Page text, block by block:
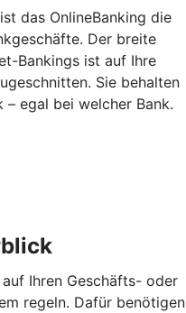
das OnlineBanking die
Der breite
Bankings ist auf Ihre
Sie behalten
– egal bei welcher Bank.
Ihren Geschäfts- oder
regeln. Dafür benötigen